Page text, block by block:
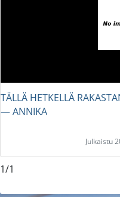
TÄLLÄ HETKELLÄ
― ANNIKA
Julkaistu
1/1